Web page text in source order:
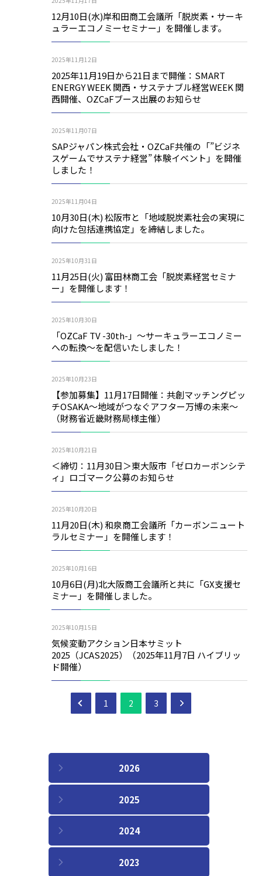
12月10日(水)岸和田商工会議所「脱炭素・サーキ
ュラーエコノミーセミナー」を開催します。
2025年11月12日
2025年11月19日から21日まで開催：SMART
ENERGY WEEK 関西・サステナブル経営WEEK 関
西開催、OZCaFブース出展のお知らせ
2025年11月07日
SAPジャパン株式会社・OZCaF共催の「”ビジネ
スゲームでサステナ経営” 体験イベント」を開催
しました！
2025年11月04日
10月30日(木) 松阪市と「地域脱炭素社会の実現に
向けた包括連携協定」を締結しました。
2025年10月31日
11月25日(火) 富田林商工会「脱炭素経営セミナ
ー」を開催します！
2025年10月30日
「OZCaF TV -30th-」～サーキュラーエコノミー
への転換～を配信いたしました！
2025年10月23日
【参加募集】11月17日開催：共創マッチングピッ
チOSAKA～地域がつなぐアフター万博の未来～
（財務省近畿財務局様主催）
2025年10月21日
＜締切：11月30日＞東大阪市「ゼロカーボンシテ
ィ」ロゴマーク公募のお知らせ
2025年10月20日
11月20日(木) 和泉商工会議所「カーボンニュート
ラルセミナー」を開催します！
2025年10月16日
10月6日(月)北大阪商工会議所と共に「GX支援セ
ミナー」を開催しました。
2025年10月15日
気候変動アクション日本サミット
2025（JCAS2025）（2025年11月7日 ハイブリッ
ド開催）
1 2 3
2026
2025
2024
2023